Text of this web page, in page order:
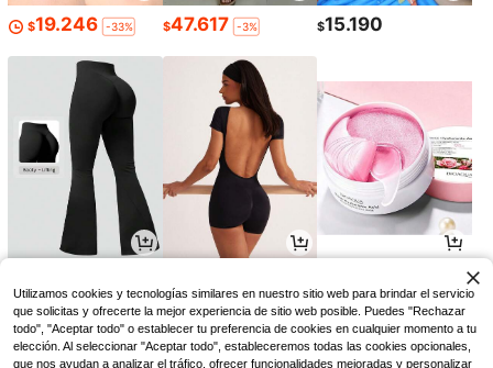
$19.246 -33% $47.617 -3% $15.190
Utilizamos cookies y tecnologías similares en nuestro sitio web para brindar el servicio
que solicitas y ofrecerte la mejor experiencia de sitio web posible. Puedes "Rechazar
todo", "Aceptar todo" o establecer tu preferencia de cookies en cualquier momento a tu
elección. Al seleccionar "Aceptar todo", estableceremos todas las cookies opcionales,
que nos ayudan a analizar el tráfico, ofrecer funcionalidades mejoradas y personalizar